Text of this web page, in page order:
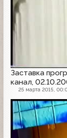
Заставка
канал,
25 марта 2015,
Заставка